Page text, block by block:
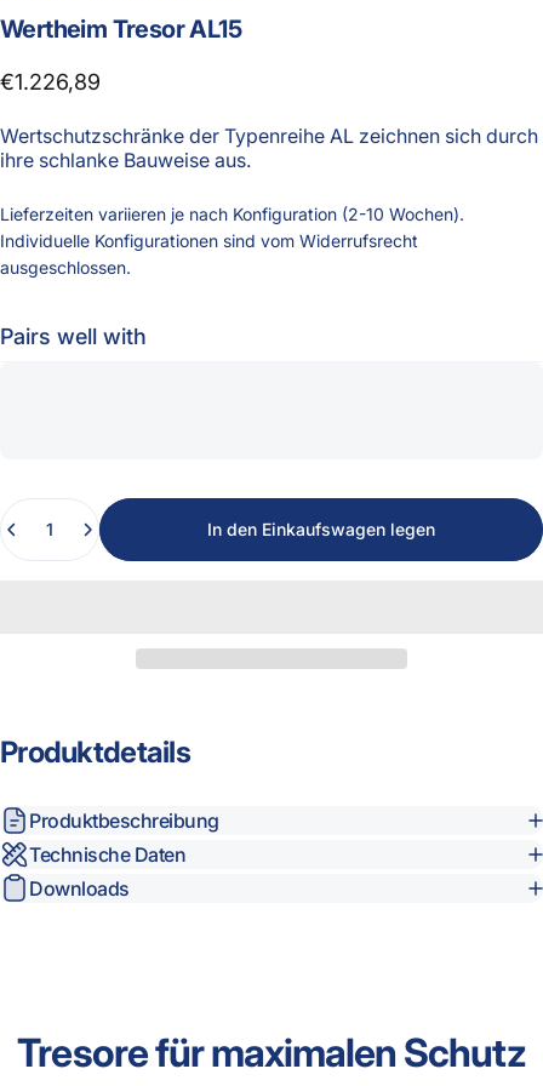
Wertheim TresorAL15
€1.226,89
Wertschutzschränke der Typenreihe AL zeichnen sich durch
ihre schlanke Bauweise aus.
Lieferzeiten variieren je nach Konfiguration (2-10 Wochen).
Individuelle Konfigurationen sind vom Widerrufsrecht
ausgeschlossen.
Pairs well with
Anzahl
In den Einkaufswagen legen
Produktdetails
Produktbeschreibung
Technische Daten
Downloads
Tresorefürmaximalen Schutz